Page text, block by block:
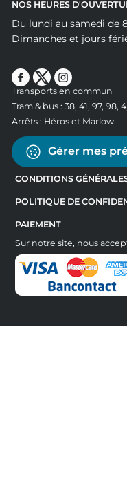
NOS HEURES
Du lundi au samedi de
Dimanches et jours
Transports en commun
Tram & bus : 38, 41, 97, 98,
Arrêts : Héros et Marlow
Gérer mes
CONDITIONS
POLITIQUE DE
PAIEMENT
Sur notre site, nous